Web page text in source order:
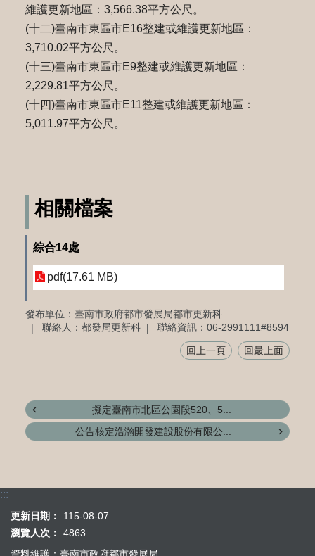
維護更新地區：3,566.38平方公尺。
(十二)臺南市東區市E16整建或維護更新地區：
3,710.02平方公尺。
(十三)臺南市東區市E9整建或維護更新地區：
2,229.81平方公尺。
(十四)臺南市東區市E11整建或維護更新地區：
5,011.97平方公尺。
相關檔案
綜合14處
pdf(17.61 MB)
發布單位：臺南市政府都市發展局都市更新科
聯絡人：都發局更新科
聯絡資訊：06-2991111#8594
回上一頁 回最上面
擬定臺南市北區公園段520、5...
公告核定浩瀚開發建設股份有限公...
:::
更新日期：
115-08-07
瀏覽人次：
4863